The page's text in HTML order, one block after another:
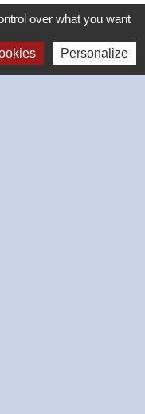
au travail.
plénière
dans la
chacun
over what you want
Personalize